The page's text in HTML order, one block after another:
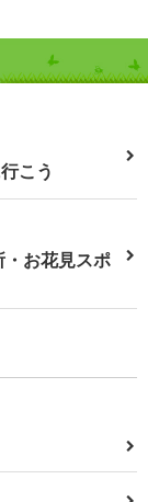
こう
お花見スポ